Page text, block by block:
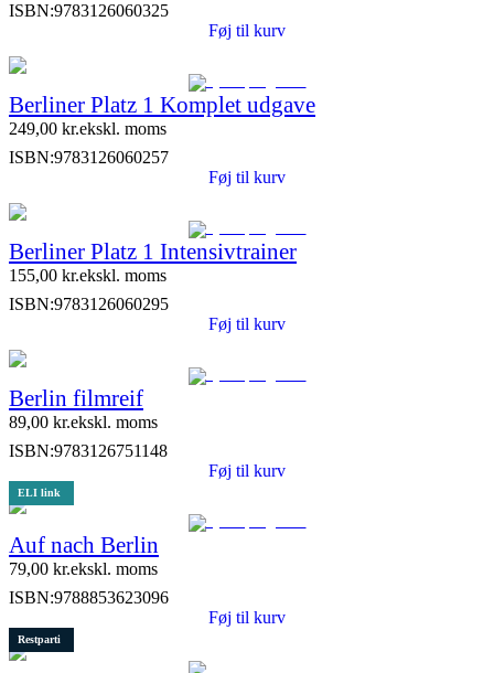
ISBN:9783126060325
Føj til kurv
Berliner Platz 1 Komplet udgave
249,00 kr.ekskl. moms
ISBN:9783126060257
Føj til kurv
Berliner Platz 1 Intensivtrainer
155,00 kr.ekskl. moms
ISBN:9783126060295
Føj til kurv
Berlin filmreif
89,00 kr.ekskl. moms
ISBN:9783126751148
Føj til kurv
ELI link
Auf nach Berlin
79,00 kr.ekskl. moms
ISBN:9788853623096
Føj til kurv
Restparti